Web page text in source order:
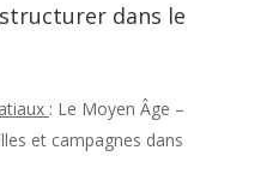
dans le
: Le Moyen Âge –
et campagnes dans